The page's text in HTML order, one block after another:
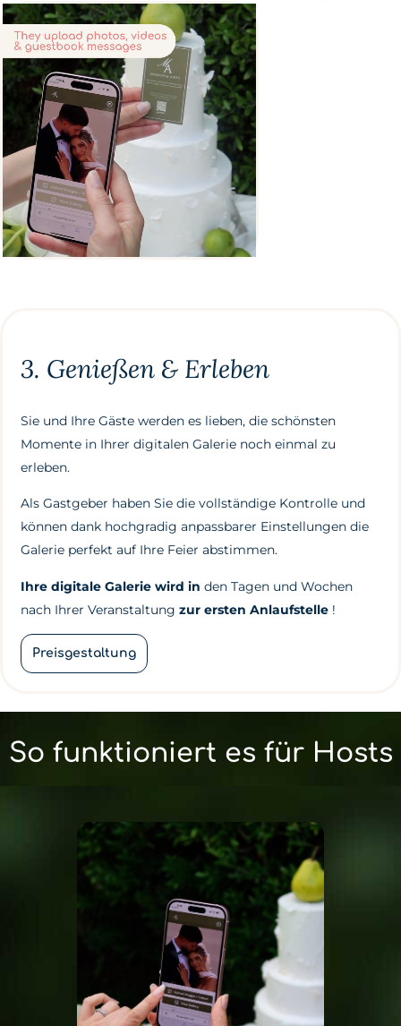
3. Genießen & Erleben
Sie und Ihre Gäste werden es lieben, die schönsten
Momente in Ihrer digitalen Galerie noch einmal zu
erleben.
Als Gastgeber haben Sie die vollständige Kontrolle und
können dank hochgradig anpassbarer Einstellungen die
Galerie perfekt auf Ihre Feier abstimmen.
Ihre digitale Galerie wird in den Tagen und Wochen
nach Ihrer Veranstaltung zur ersten Anlaufstelle !
Preisgestaltung
So funktioniert es für Hosts